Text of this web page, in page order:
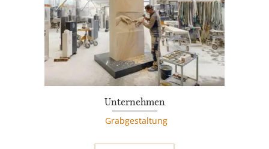
Unternehmen
Grabgestaltung